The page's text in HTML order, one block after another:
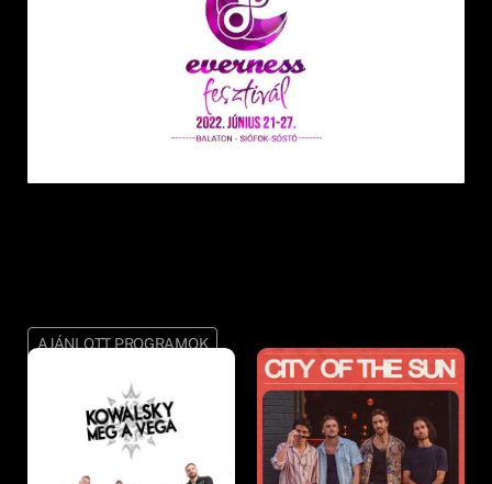
AJÁNLOTT PROGRAMOK